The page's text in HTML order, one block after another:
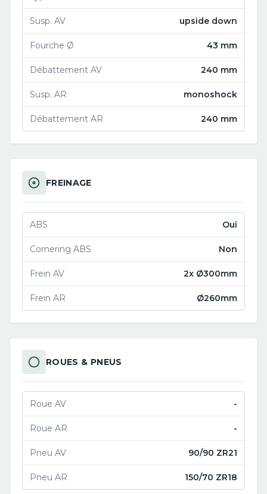
Susp. AV upside down
Fourche Ø 43 mm
Débattement AV 240 mm
Susp. AR monoshock
Débattement AR 240 mm
FREINAGE
ABS Oui
Cornering ABS Non
Frein AV 2x Ø300mm
Frein AR Ø260mm
ROUES & PNEUS
Roue AV -
Roue AR -
Pneu AV 90/90 ZR21
Pneu AR 150/70 ZR18